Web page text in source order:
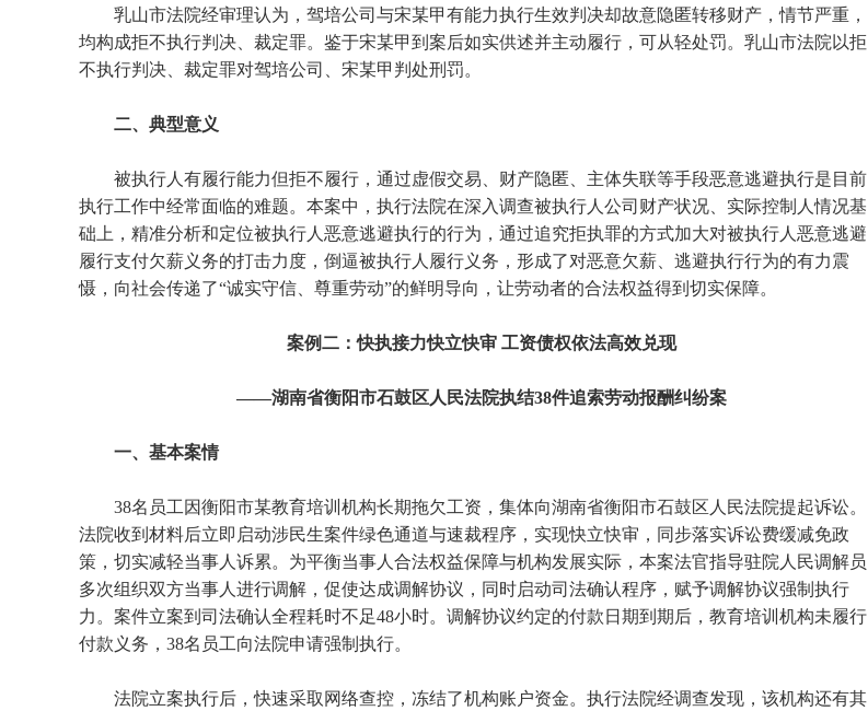
乳山市法院经审理认为，驾培公司与宋某甲有能力执行生效判决却故意隐匿转移财产，情节严重，
均构成拒不执行判决、裁定罪。鉴于宋某甲到案后如实供述并主动履行，可从轻处罚。乳山市法院以拒
不执行判决、裁定罪对驾培公司、宋某甲判处刑罚。
二、典型意义
被执行人有履行能力但拒不履行，通过虚假交易、财产隐匿、主体失联等手段恶意逃避执行是目前
执行工作中经常面临的难题。本案中，执行法院在深入调查被执行人公司财产状况、实际控制人情况基
础上，精准分析和定位被执行人恶意逃避执行的行为，通过追究拒执罪的方式加大对被执行人恶意逃避
履行支付欠薪义务的打击力度，倒逼被执行人履行义务，形成了对恶意欠薪、逃避执行行为的有力震
慑，向社会传递了“诚实守信、尊重劳动”的鲜明导向，让劳动者的合法权益得到切实保障。
案例二：快执接力快立快审 工资债权依法高效兑现
——湖南省衡阳市石鼓区人民法院执结38件追索劳动报酬纠纷案
一、基本案情
38名员工因衡阳市某教育培训机构长期拖欠工资，集体向湖南省衡阳市石鼓区人民法院提起诉讼。
法院收到材料后立即启动涉民生案件绿色通道与速裁程序，实现快立快审，同步落实诉讼费缓减免政
策，切实减轻当事人诉累。为平衡当事人合法权益保障与机构发展实际，本案法官指导驻院人民调解员
多次组织双方当事人进行调解，促使达成调解协议，同时启动司法确认程序，赋予调解协议强制执行
力。案件立案到司法确认全程耗时不足48小时。调解协议约定的付款日期到期后，教育培训机构未履行
付款义务，38名员工向法院申请强制执行。
法院立案执行后，快速采取网络查控，冻结了机构账户资金。执行法院经调查发现，该机构还有其